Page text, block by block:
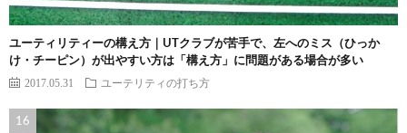
ユーティリティーの構え方｜UTクラブが苦手で、左へのミス（ひっか
け・チーピン）が出やすい方は「構え方」に問題がある場合が多い
2017.05.31 ユーテリティの打ち方